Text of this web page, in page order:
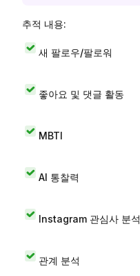
추적 내용:
새 팔로우/팔로워
좋아요 및 댓글 활동
MBTI
AI 통찰력
Instagram 관심사 분석
관계 분석